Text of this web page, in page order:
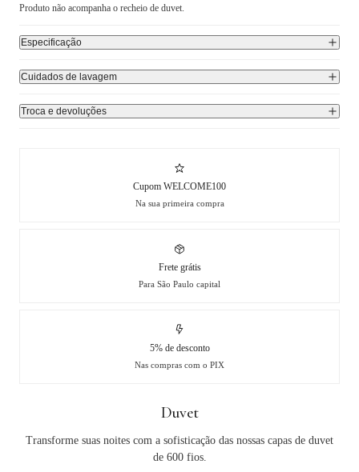
Produto não acompanha o recheio de duvet.
Especificação
Cuidados de lavagem
Troca e devoluções
Cupom WELCOME100
Na sua primeira compra
Frete grátis
Para São Paulo capital
5% de desconto
Nas compras com o PIX
Duvet
Transforme suas noites com a sofisticação das nossas capas de duvet
de 600 fios.